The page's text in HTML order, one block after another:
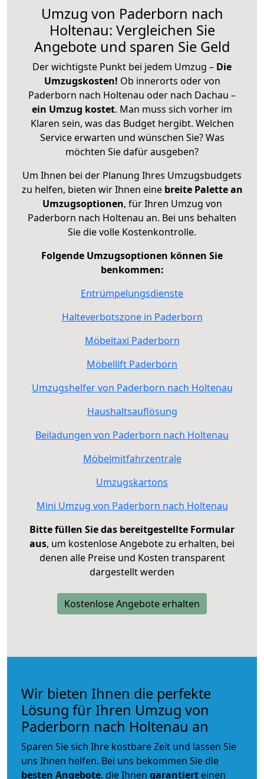
Umzug von Paderborn nach
Holtenau: Vergleichen Sie
Angebote und sparen Sie Geld
Der wichtigste Punkt bei jedem Umzug – Die
Umzugskosten! Ob innerorts oder von
Paderborn nach Holtenau oder nach Dachau –
ein Umzug kostet. Man muss sich vorher im
Klaren sein, was das Budget hergibt. Welchen
Service erwarten und wünschen Sie? Was
möchten Sie dafür ausgeben?
Um Ihnen bei der Planung Ihres Umzugsbudgets
zu helfen, bieten wir Ihnen eine breite Palette an
Umzugsoptionen, für Ihren Umzug von
Paderborn nach Holtenau an. Bei uns behalten
Sie die volle Kostenkontrolle.
Folgende Umzugsoptionen können Sie
benkommen:
Entrümpelungsdienste
Halteverbotszone in Paderborn
Möbeltaxi Paderborn
Möbellift Paderborn
Umzugshelfer von Paderborn nach Holtenau
Haushaltsauflösung
Beiladungen von Paderborn nach Holtenau
Möbelmitfahrzentrale
Umzugskartons
Mini Umzug von Paderborn nach Holtenau
Bitte füllen Sie das bereitgestellte Formular
aus, um kostenlose Angebote zu erhalten, bei
denen alle Preise und Kosten transparent
dargestellt werden
Kostenlose Angebote erhalten
Wir bieten Ihnen die perfekte
Lösung für Ihren Umzug von
Paderborn nach Holtenau an
Sparen Sie sich Ihre kostbare Zeit und lassen Sie
uns Ihnen helfen. Bei uns bekommen Sie die
besten Angebote, die Ihnen garantiert einen